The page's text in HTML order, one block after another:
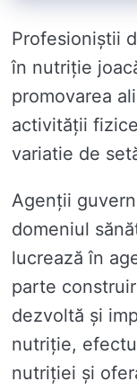
Profesioniștii
în nutriție
promovarea
activității
variatie de
Agenții
domeniul
lucrează în
parte
dezvoltă și
nutriție,
nutriției și